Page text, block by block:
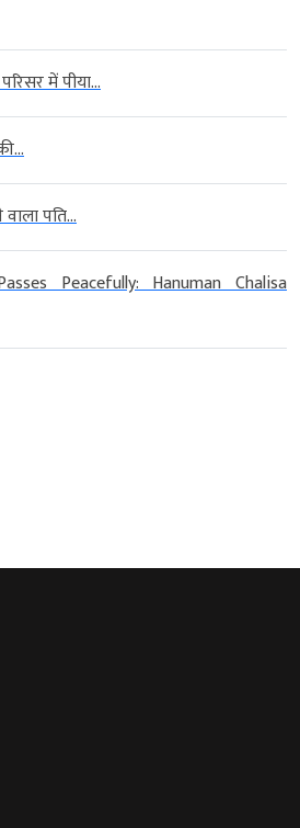
में पीया...
पति...
Peacefully: Hanuman Chalisa